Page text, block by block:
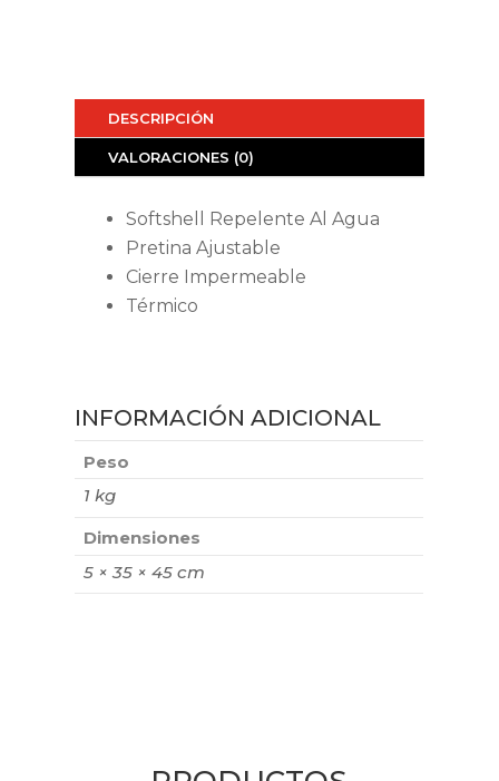
DESCRIPCIÓN
VALORACIONES (0)
Softshell Repelente Al Agua
Pretina Ajustable
Cierre Impermeable
Térmico
INFORMACIÓN ADICIONAL
Peso
1 kg
Dimensiones
5 × 35 × 45 cm